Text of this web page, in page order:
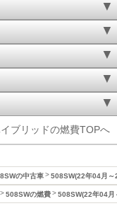
ブリッドの燃費TOPへ
の中古車 508SW(22年04月～
508SWの燃費 508SW(22年04月